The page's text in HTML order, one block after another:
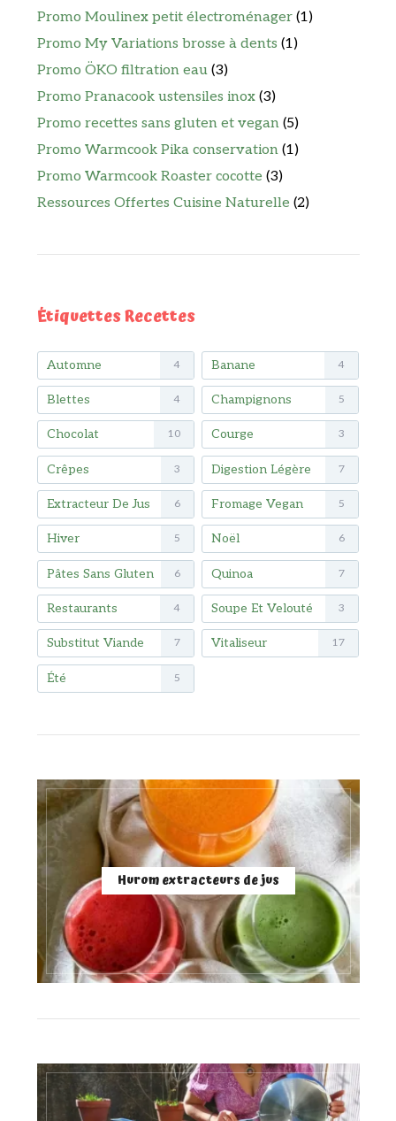
Promo Moulinex petit électroménager (1)
Promo My Variations brosse à dents (1)
Promo ÖKO filtration eau (3)
Promo Pranacook ustensiles inox (3)
Promo recettes sans gluten et vegan (5)
Promo Warmcook Pika conservation (1)
Promo Warmcook Roaster cocotte (3)
Ressources Offertes Cuisine Naturelle (2)
Étiquettes Recettes
Automne 4 Banane 4
Blettes 4 Champignons 5
Chocolat 10 Courge 3
Crêpes 3 Digestion Légère 7
Extracteur De Jus 6 Fromage Vegan 5
Hiver 5 Noël 6
Pâtes Sans Gluten 6 Quinoa 7
Restaurants 4 Soupe Et Velouté 3
Substitut Viande 7 Vitaliseur 17
Été 5
Hurom extracteurs de jus